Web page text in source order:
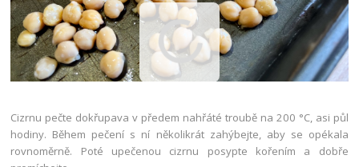
Cizrnu pečte dokřupava v předem nahřáté troubě na 200 °C, asi půl
hodiny. Během pečení s ní několikrát zahýbejte, aby se opékala
rovnoměrně. Poté upečenou cizrnu posypte kořením a dobře